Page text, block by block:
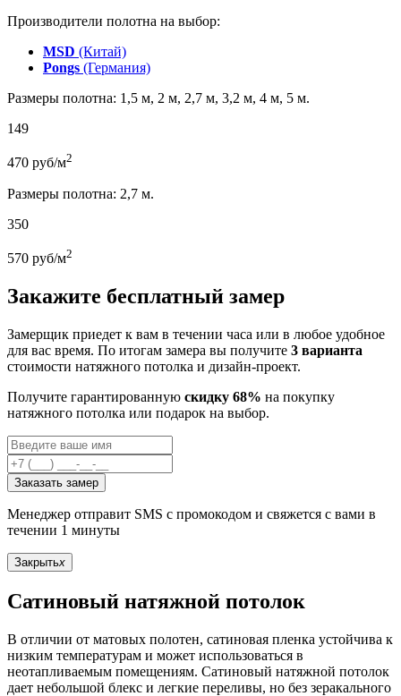
Производители полотна на выбор:
MSD (Китай)
Pongs (Германия)
Размеры полотна: 1,5 м, 2 м, 2,7 м, 3,2 м, 4 м, 5 м.
149
470 руб/м2
Размеры полотна: 2,7 м.
350
570 руб/м2
Закажите бесплатный замер
Замерщик приедет к вам в течении часа или в любое удобное
для вас время. По итогам замера вы получите 3 варианта
стоимости натяжного потолка и дизайн-проект.
Получите гарантированную скидку 68% на покупку
натяжного потолка или подарок на выбор.
Заказать замер
Менеджер отправит SMS с промокодом и свяжется с вами в
течении 1 минуты
Закрытьx
Сатиновый натяжной потолок
В отличии от матовых полотен, сатиновая пленка устойчива к
низким температурам и может использоваться в
неотапливаемым помещениям. Сатиновый натяжной потолок
дает небольшой блекс и легкие переливы, но без зеракального